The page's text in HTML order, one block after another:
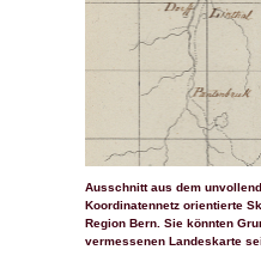
Ausschnitt aus dem
Koordinatennetz orientierte
Region Bern. Sie könnten
vermessenen Landeskarte